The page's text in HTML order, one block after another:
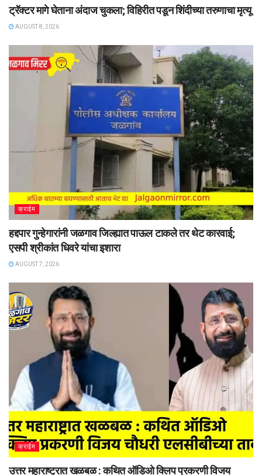
ट्रॅक्टर मागे घेताना अंदाज चुकला; विहिरीत पडून शिंदीच्या तरुणाचा मृत्यू
AUGUST 8, 2026
क्राईम
हद्दपार गुन्हेगारांनी जळगाव जिल्ह्यात पाऊल टाकले तर थेट कारवाई;
एसपी श्रीकांत धिवरे यांचा इशारा
AUGUST 7, 2026
क्राईम
उत्तर महाराष्ट्रात खळबळ : कथित ऑडिओ क्लिप प्रकरणी विजय